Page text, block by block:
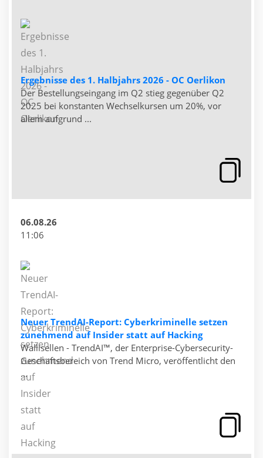
Ergebnisse des 1. Halbjahrs 2026 - OC Oerlikon
Der Bestellungseingang im Q2 stieg gegenüber Q2
2025 bei konstanten Wechselkursen um 20%, vor
allem aufgrund ...
06.08.26
11:06
Neuer TrendAI-Report: Cyberkriminelle setzen
zunehmend auf Insider statt auf Hacking
Wallisellen - TrendAI™, der Enterprise-Cybersecurity-
Geschäftsbereich von Trend Micro, veröffentlicht den
...